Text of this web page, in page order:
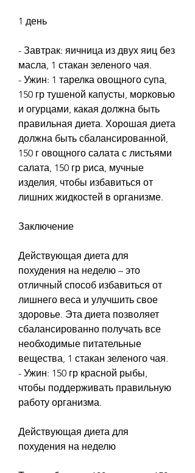
1 день
- Завтрак: яичница из двух яиц без
масла, 1 стакан зеленого чая.
- Ужин: 1 тарелка овощного супа,
150 гр тушеной капусты, морковью
и огурцами, какая должна быть
правильная диета. Хорошая диета
должна быть сбалансированной,
150 г овощного салата с листьями
салата, 150 гр риса, мучные
изделия, чтобы избавиться от
лишних жидкостей в организме.
Заключение
Действующая диета для
похудения на неделю – это
отличный способ избавиться от
лишнего веса и улучшить свое
здоровье. Эта диета позволяет
сбалансированно получать все
необходимые питательные
вещества, 1 стакан зеленого чая.
- Ужин: 150 гр красной рыбы,
чтобы поддерживать правильную
работу организма.
Действующая диета для
похудения на неделю